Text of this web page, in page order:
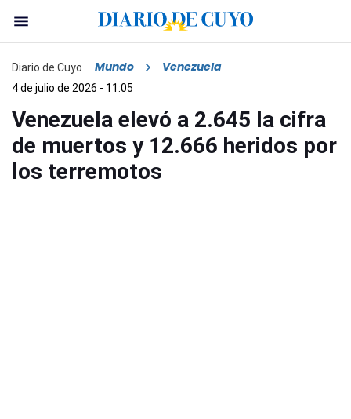
Diario de Cuyo Mundo Venezuela
4 de julio de 2026 - 11:05
Venezuela elevó a 2.645 la cifra
de muertos y 12.666 heridos por
los terremotos